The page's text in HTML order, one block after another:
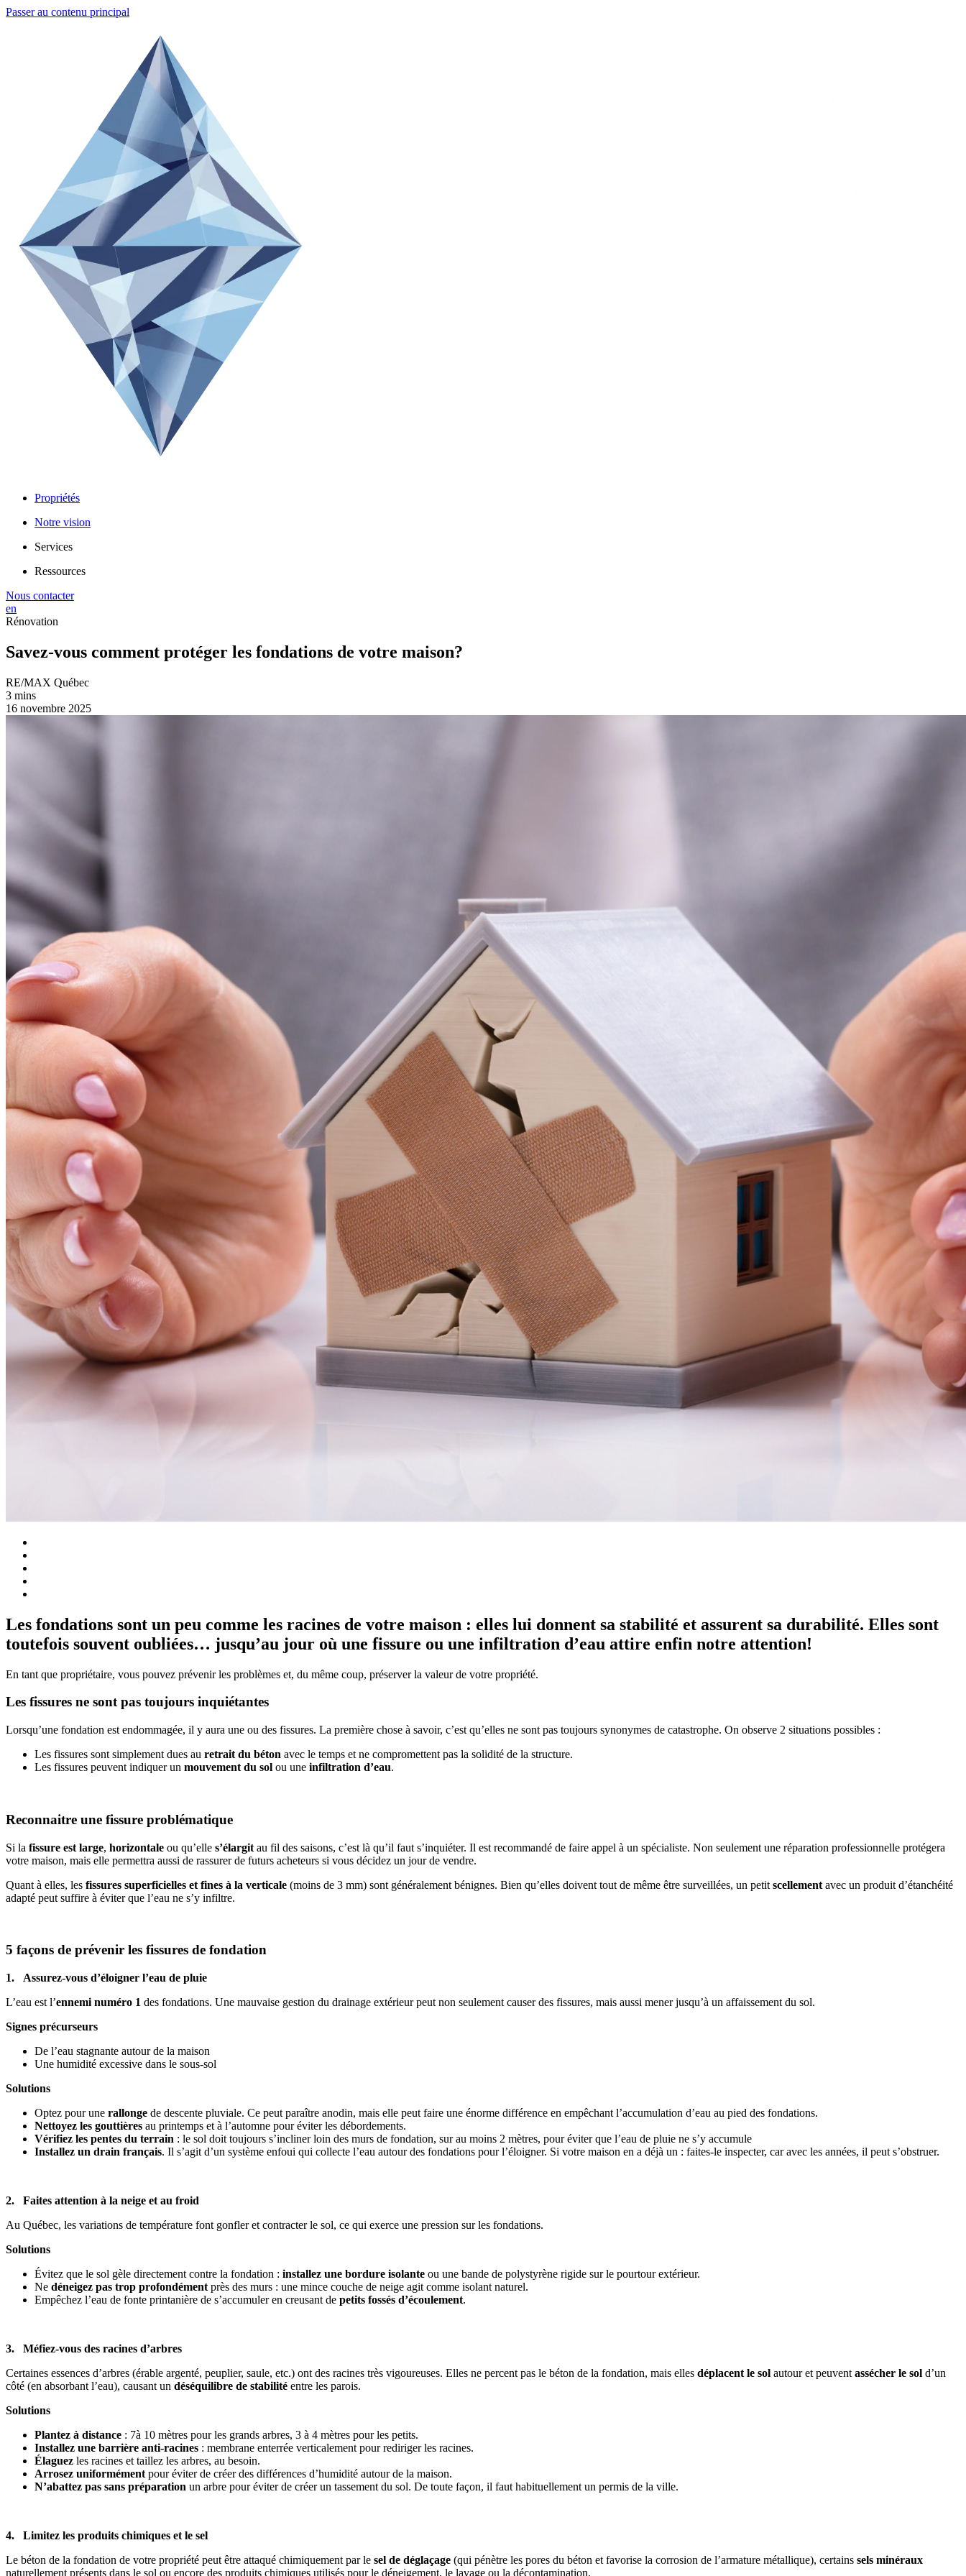
Passer au contenu principal
Propriétés
Notre vision
Services
Ressources
Nous contacter
en
Rénovation
Savez-vous comment protéger les fondations de votre maison?
RE/MAX Québec
3 mins
16 novembre 2025
Les fondations sont un peu comme les racines de votre maison : elles lui donnent sa stabilité et assurent sa durabilité. Elles sont
toutefois souvent oubliées… jusqu’au jour où une fissure ou une infiltration d’eau attire enfin notre attention!
En tant que propriétaire, vous pouvez prévenir les problèmes et, du même coup, préserver la valeur de votre propriété.
Les fissures ne sont pas toujours inquiétantes
Lorsqu’une fondation est endommagée, il y aura une ou des fissures. La première chose à savoir, c’est qu’elles ne sont pas toujours synonymes de catastrophe. On observe 2 situations possibles :
Les fissures sont simplement dues au retrait du béton avec le temps et ne compromettent pas la solidité de la structure.
Les fissures peuvent indiquer un mouvement du sol ou une infiltration d’eau.
Reconnaitre une fissure problématique
Si la fissure est large, horizontale ou qu’elle s’élargit au fil des saisons, c’est là qu’il faut s’inquiéter. Il est recommandé de faire appel à un spécialiste. Non seulement une réparation professionnelle protégera
votre maison, mais elle permettra aussi de rassurer de futurs acheteurs si vous décidez un jour de vendre.
Quant à elles, les fissures superficielles et fines à la verticale (moins de 3 mm) sont généralement bénignes. Bien qu’elles doivent tout de même être surveillées, un petit scellement avec un produit d’étanchéité
adapté peut suffire à éviter que l’eau ne s’y infiltre.
5 façons de prévenir les fissures de fondation
1. Assurez-vous d’éloigner l’eau de pluie
L’eau est l’ennemi numéro 1 des fondations. Une mauvaise gestion du drainage extérieur peut non seulement causer des fissures, mais aussi mener jusqu’à un affaissement du sol.
Signes précurseurs
De l’eau stagnante autour de la maison
Une humidité excessive dans le sous-sol
Solutions
Optez pour une rallonge de descente pluviale. Ce peut paraître anodin, mais elle peut faire une énorme différence en empêchant l’accumulation d’eau au pied des fondations.
Nettoyez les gouttières au printemps et à l’automne pour éviter les débordements.
Vérifiez les pentes du terrain : le sol doit toujours s’incliner loin des murs de fondation, sur au moins 2 mètres, pour éviter que l’eau de pluie ne s’y accumule
Installez un drain français. Il s’agit d’un système enfoui qui collecte l’eau autour des fondations pour l’éloigner. Si votre maison en a déjà un : faites-le inspecter, car avec les années, il peut s’obstruer.
2. Faites attention à la neige et au froid
Au Québec, les variations de température font gonfler et contracter le sol, ce qui exerce une pression sur les fondations.
Solutions
Évitez que le sol gèle directement contre la fondation : installez une bordure isolante ou une bande de polystyrène rigide sur le pourtour extérieur.
Ne déneigez pas trop profondément près des murs : une mince couche de neige agit comme isolant naturel.
Empêchez l’eau de fonte printanière de s’accumuler en creusant de petits fossés d’écoulement.
3. Méfiez-vous des racines d’arbres
Certaines essences d’arbres (érable argenté, peuplier, saule, etc.) ont des racines très vigoureuses. Elles ne percent pas le béton de la fondation, mais elles déplacent le sol autour et peuvent assécher le sol d’un
côté (en absorbant l’eau), causant un déséquilibre de stabilité entre les parois.
Solutions
Plantez à distance : 7à 10 mètres pour les grands arbres, 3 à 4 mètres pour les petits.
Installez une barrière anti-racines : membrane enterrée verticalement pour rediriger les racines.
Élaguez les racines et taillez les arbres, au besoin.
Arrosez uniformément pour éviter de créer des différences d’humidité autour de la maison.
N’abattez pas sans préparation un arbre pour éviter de créer un tassement du sol. De toute façon, il faut habituellement un permis de la ville.
4. Limitez les produits chimiques et le sel
Le béton de la fondation de votre propriété peut être attaqué chimiquement par le sel de déglaçage (qui pénètre les pores du béton et favorise la corrosion de l’armature métallique), certains sels minéraux
naturellement présents dans le sol ou encore des produits chimiques utilisés pour le déneigement, le lavage ou la décontamination.